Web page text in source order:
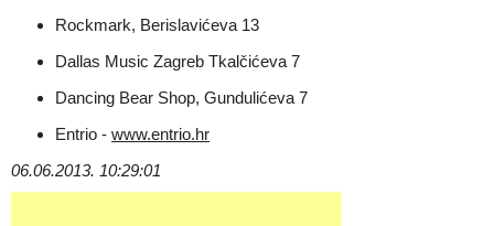
Rockmark, Berislavićeva 13
Dallas Music Zagreb Tkalčićeva 7
Dancing Bear Shop, Gundulićeva 7
Entrio - www.entrio.hr
06.06.2013. 10:29:01